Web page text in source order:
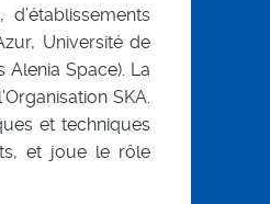
Université de
Alenia Space). La
SKA.
et techniques
et joue le rôle